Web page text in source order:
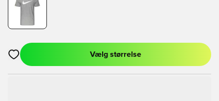
Åbner en Modal til at logge ind eller tilmelde dig som medlem
Vælg størrelse